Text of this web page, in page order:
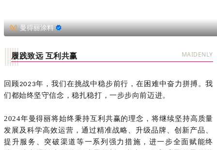
曼得丽涂料
履践致远 互利共赢 MAIDENLY
回顾2023年，我们在挑战中稳步前行，在困难中奋力拼搏。我
们都始终坚守信念，稳扎稳打，一步步向前迈进。
2024年曼得丽将始终秉持互利共赢的理念，将继续坚持高质量
发展及科学高效运营，通过精准战略、升级品牌、创新产品、
提升服务、突破渠道等一系列强力措施，进一步全面赋能终